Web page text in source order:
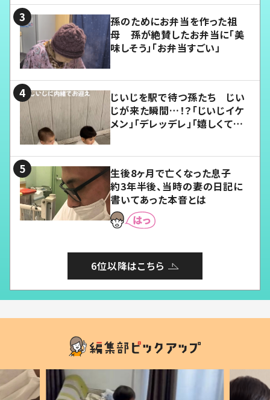
孫のためにお弁当を作った祖
母 孫が絶賛したお弁当に「美
味しそう」「お弁当すごい」
じいじを駅で待つ孫たち じい
じが来た瞬間…！？「じいじイケ
メン」「デレッデレ」「嬉しくて可
生後8ヶ月で亡くなった息子
約3年半後、当時の妻の日記に
書いてあった本音とは
6位以降はこちら